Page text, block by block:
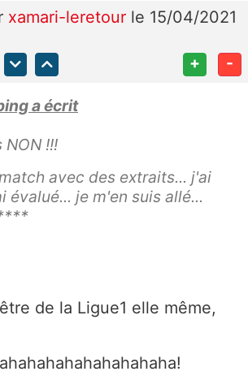
xamari-leretour le 15/04/2021
+ -
a écrit
NON !!!
avec des extraits... j'ai
évalué... je m'en suis allé...
de la Ligue1 elle même,